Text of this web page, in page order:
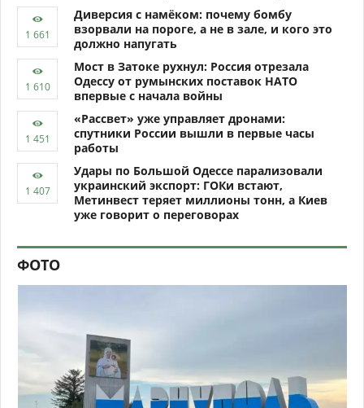
Диверсия с намёком: почему бомбу
взорвали на пороге, а не в зале, и кого это
должно напугать
Мост в Затоке рухнул: Россия отрезала
Одессу от румынских поставок НАТО
впервые с начала войны
«Рассвет» уже управляет дронами:
спутники России вышли в первые часы
работы
Удары по Большой Одессе парализовали
украинский экспорт: ГОКи встают,
Метинвест теряет миллионы тонн, а Киев
уже говорит о переговорах
ФОТО